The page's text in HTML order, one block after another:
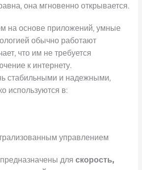
она мгновенно открывается.
на основе приложений, умные
обычно работают
что им не требуется
к интернету.
стабильными и надежными,
используются в:
управлением
дляскорость,